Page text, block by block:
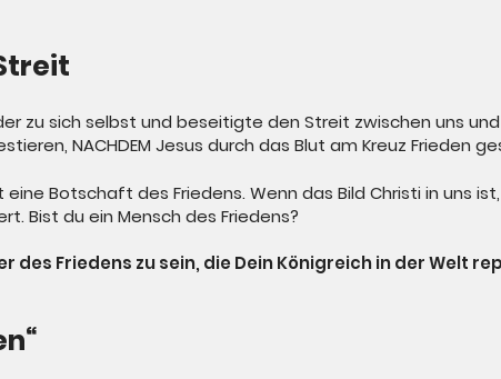
zu sich selbst und beseitigte den Streit zwischen uns
NACHDEM Jesus durch das Blut am Kreuz Frieden
Botschaft des Friedens. Wenn das Bild Christi in uns
Bist du ein Mensch des Friedens?
des Friedens zu sein, die Dein Königreich in der Welt